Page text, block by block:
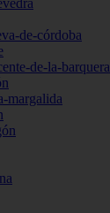
de-córdoba
de-la-barquera
margalida